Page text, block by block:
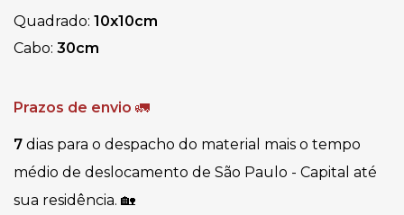
Quadrado: 10x10cm
Cabo: 30cm
Prazos de envio 🚛
7 dias para o despacho do material mais o tempo
médio de deslocamento de São Paulo - Capital até
sua residência. 🏡